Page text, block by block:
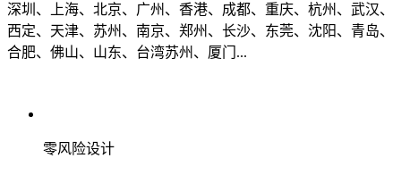
深圳、上海、北京、广州、香港、成都、重庆、杭州、武汉、
西定、天津、苏州、南京、郑州、长沙、东莞、沈阳、青岛、
合肥、佛山、山东、台湾苏州、厦门...
零风险设计